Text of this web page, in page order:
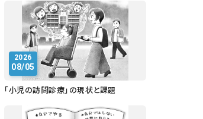
2026
08/05
「小児の訪問診療」の現状と課題